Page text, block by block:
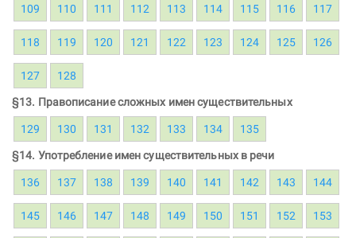
109 110 111 112 113 114 115 116 117
118 119 120 121 122 123 124 125 126
127 128
§13. Правописание сложных имен существительных
129 130 131 132 133 134 135
§14. Употребление имен существительных в речи
136 137 138 139 140 141 142 143 144
145 146 147 148 149 150 151 152 153